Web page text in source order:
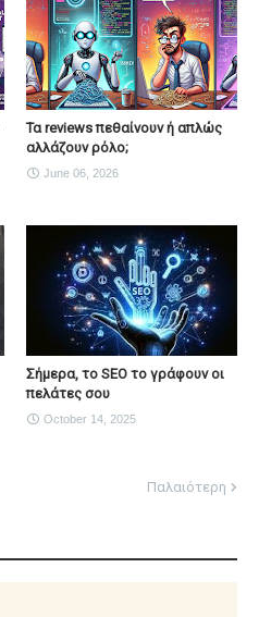
Τα reviews πεθαίνουν ή απλώς
αλλάζουν ρόλο;
June 06, 2026
Σήμερα, το SEO το γράφουν οι
πελάτες σου
October 14, 2025
Παλαιότερη